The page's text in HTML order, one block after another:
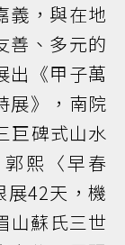
義，與在地
善、多元的
出《甲子萬
展》，南院
巨碑式山水
熙〈早春
展42天，機
山蘇氏三世